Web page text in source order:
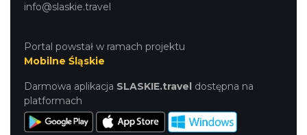
info@slaskie.travel
Portal powstał w ramach projektu
Mobilne Śląskie
Darmowa aplikacja SLASKIE.travel dostępna na
platformach